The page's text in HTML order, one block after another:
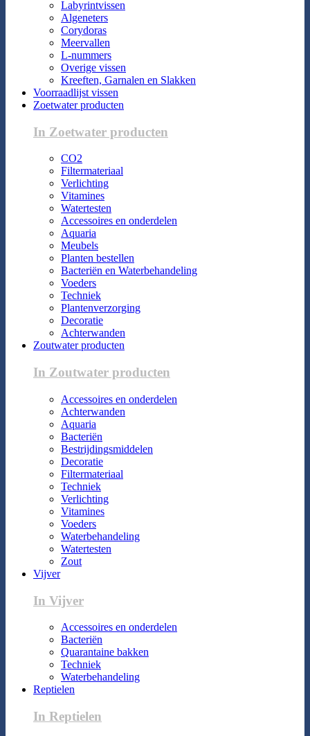
Labyrintvissen
Algeneters
Corydoras
Meervallen
L-nummers
Overige vissen
Kreeften, Garnalen en Slakken
Voorraadlijst vissen
Zoetwater producten
In Zoetwater producten
CO2
Filtermateriaal
Verlichting
Vitamines
Watertesten
Accessoires en onderdelen
Aquaria
Meubels
Planten bestellen
Bacteriën en Waterbehandeling
Voeders
Techniek
Plantenverzorging
Decoratie
Achterwanden
Zoutwater producten
In Zoutwater producten
Accessoires en onderdelen
Achterwanden
Aquaria
Bacteriën
Bestrijdingsmiddelen
Decoratie
Filtermateriaal
Techniek
Verlichting
Vitamines
Voeders
Waterbehandeling
Watertesten
Zout
Vijver
In Vijver
Accessoires en onderdelen
Bacteriën
Quarantaine bakken
Techniek
Waterbehandeling
Reptielen
In Reptielen